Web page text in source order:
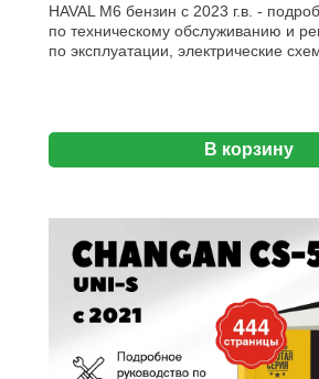
HAVAL M6 бензин с 2023 г.в. -
по техническому обслуживанию и
по эксплуатации, электрические
В корзину